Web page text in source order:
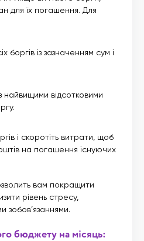
для їх погашення. Для
боргів із зазначенням сум і
відсотковими
і скоротіть витрати, щоб
на погашення існуючих
вам покращити
рівень стресу,
зобов’язаннями.
бюджету на місяць: